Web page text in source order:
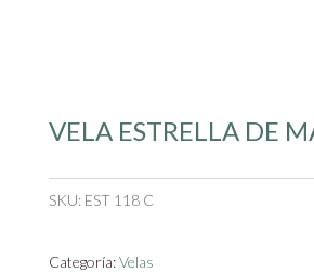
VELA ESTRELLA DE
SKU: EST 118 C
Categoría:Velas